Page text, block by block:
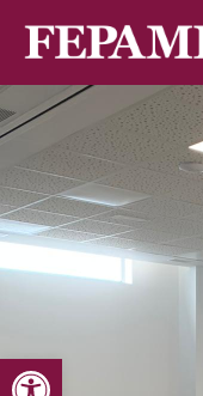
Abrir barra